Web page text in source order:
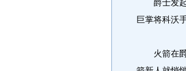
爵士发起
巨掌将科沃
火箭在爵